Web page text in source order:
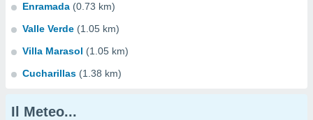
Enramada (0.73 km)
Valle Verde (1.05 km)
Villa Marasol (1.05 km)
Cucharillas (1.38 km)
Il Meteo...